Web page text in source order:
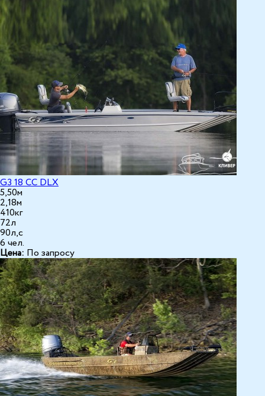
G3 18 CC DLX
5,50м
2,18м
410кг
72л
90л,с
6 чел.
Цена: По запросу